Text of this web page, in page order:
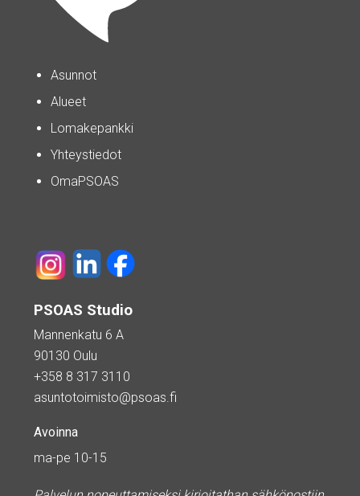
Asunnot
Alueet
Lomakepankki
Yhteystiedot
OmaPSOAS
PSOAS Studio
Mannenkatu 6 A
90130 Oulu
+358 8 317 3110
asuntotoimisto@psoas.fi
Avoinna
ma-pe 10-15